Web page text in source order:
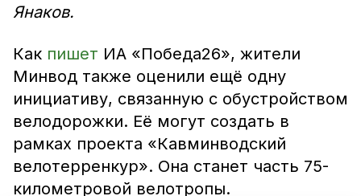
Янаков.
Как пишет ИА «Победа26», жители
Минвод также оценили ещё одну
инициативу, связанную с обустройством
велодорожки. Её могут создать в
рамках проекта «Кавминводский
велотерренкур». Она станет часть 75-
километровой велотропы.